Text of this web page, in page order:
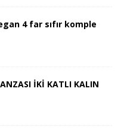
4 far sıfır komple
İKİ KATLI KALIN